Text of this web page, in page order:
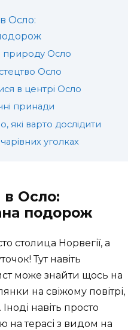
Осло:
природу Осло
Осло
в центрі Осло
принади
які варто дослідити
уголках
Осло:
подорож
столица Норвегії, а
Тут навіть
може знайти щось на
на свіжому повітрі,
навіть просто
на терасі з видом на